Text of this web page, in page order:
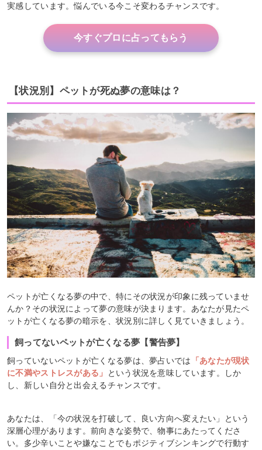
実感しています。悩んでいる今こそ変わるチャンスです。
今すぐプロに占ってもらう
【状況別】ペットが死ぬ夢の意味は？
ペットが亡くなる夢の中で、特にその状況が印象に残っていませ
んか？その状況によって夢の意味が決まります。あなたが見たペ
ットが亡くなる夢の暗示を、状況別に詳しく見ていきましょう。
飼ってないペットが亡くなる夢【警告夢】
飼っていないペットが亡くなる夢は、夢占いでは
「あなたが現状
に不満やストレスがある」
という状況を意味しています。しか
し、新しい自分と出会えるチャンスです。
あなたは、「今の状況を打破して、良い方向へ変えたい」という
深層心理があります。前向きな姿勢で、物事にあたってくださ
い。多少辛いことや嫌なことでもポジティブシンキングで行動す